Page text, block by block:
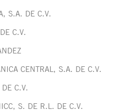
S.A. DE C.V.
C.V.
CENTRAL, S.A. DE C.V.
C.V.
S. DE R.L. DE C.V.